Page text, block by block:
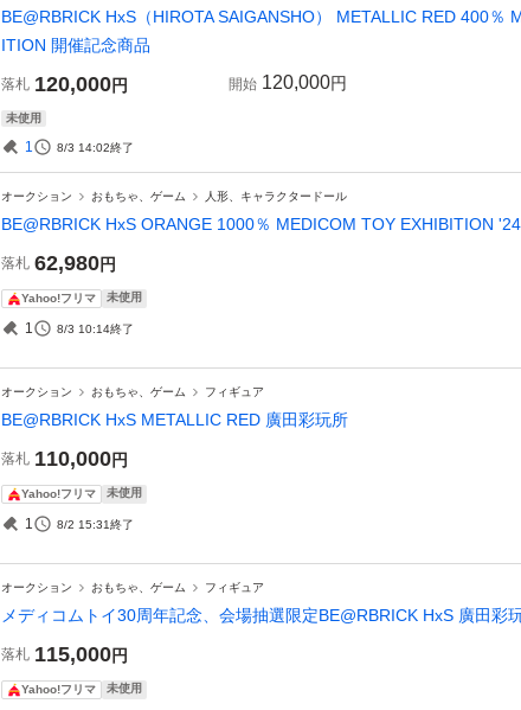
BE@RBRICK HxS（HIROTA SAIGANSHO） METALLIC RED 400％
ITION 開催記念商品
落札 120,000円 開始 120,000円
未使用
1 8/3 14:02終了
オークション おもちゃ、ゲーム 人形、キャラクタードール
BE@RBRICK HxS ORANGE 1000％ MEDICOM TOY EXHIBITION
落札 62,980円
Yahoo!フリマ 未使用
1 8/3 10:14終了
オークション おもちゃ、ゲーム フィギュア
BE@RBRICK HxS METALLIC RED 廣田彩玩所
落札 110,000円
Yahoo!フリマ 未使用
1 8/2 15:31終了
オークション おもちゃ、ゲーム フィギュア
メディコムトイ30周年記念、会場抽選限定BE@RBRICK HxS 廣田彩
落札 115,000円
Yahoo!フリマ 未使用